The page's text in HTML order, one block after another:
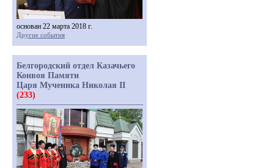
основан 22 марта 2018 г.
Другие события
Белгородский отдел Казачьего
Конвоя Памяти
Царя Мученика Николая II
(233)